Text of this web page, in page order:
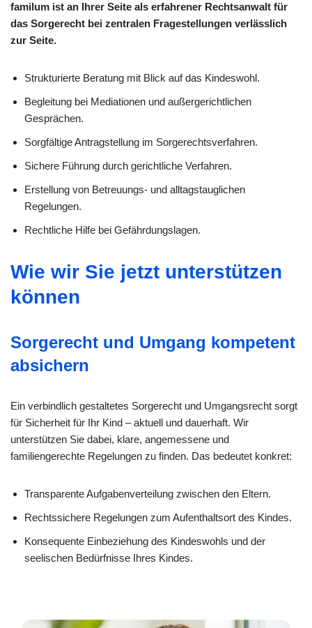
familum ist an Ihrer Seite als erfahrener Rechtsanwalt für
das Sorgerecht bei zentralen Fragestellungen verlässlich
zur Seite.
Strukturierte Beratung mit Blick auf das Kindeswohl.
Begleitung bei Mediationen und außergerichtlichen
Gesprächen.
Sorgfältige Antragstellung im Sorgerechtsverfahren.
Sichere Führung durch gerichtliche Verfahren.
Erstellung von Betreuungs- und alltagstauglichen
Regelungen.
Rechtliche Hilfe bei Gefährdungslagen.
Wie wir Sie jetzt unterstützen
können
Sorgerecht und Umgang kompetent
absichern
Ein verbindlich gestaltetes Sorgerecht und Umgangsrecht sorgt
für Sicherheit für Ihr Kind – aktuell und dauerhaft. Wir
unterstützen Sie dabei, klare, angemessene und
familiengerechte Regelungen zu finden. Das bedeutet konkret:
Transparente Aufgabenverteilung zwischen den Eltern.
Rechtssichere Regelungen zum Aufenthaltsort des Kindes.
Konsequente Einbeziehung des Kindeswohls und der
seelischen Bedürfnisse Ihres Kindes.